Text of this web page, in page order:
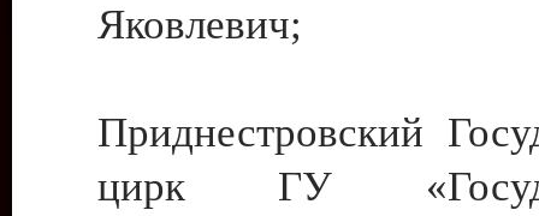
Яковлевич;
Приднестровский
цирк ГУ